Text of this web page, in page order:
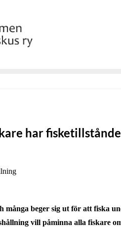
har
många beger sig ut för att fiska
vill påminna alla fiskare